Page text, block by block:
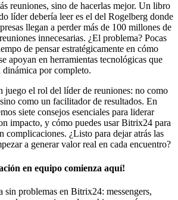
reuniones, sino de hacerlas mejor. Un libro
líder debería leer es el del Rogelberg donde
llegan a perder más de 100 millones de
innecesarias. ¿El problema? Pocas
de pensar estratégicamente en cómo
apoyan en herramientas tecnológicas que
por completo.
juego el rol del líder de reuniones: no como
como un facilitador de resultados. En
siete consejos esenciales para liderar
impacto, y cómo puedes usar Bitrix24 para
complicaciones. ¿Listo para dejar atrás las
a generar valor real en cada encuentro?
en equipo comienza aquí!
sin problemas en Bitrix24: messengers,